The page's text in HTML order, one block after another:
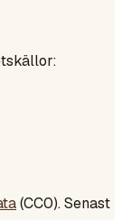
(CC0). Senast